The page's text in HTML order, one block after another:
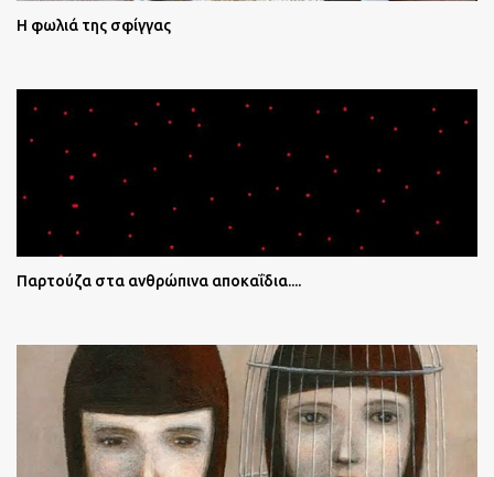
Η φωλιά της σφίγγας
Παρτούζα στα ανθρώπινα αποκαΐδια....